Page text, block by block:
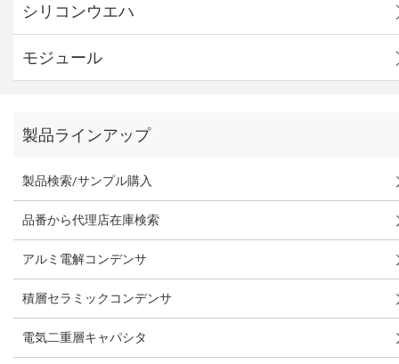
シリコンウエハ
モジュール
製品ラインアップ
製品検索/サンプル購入
品番から代理店在庫検索
アルミ電解コンデンサ
積層セラミックコンデンサ
電気二重層キャパシタ